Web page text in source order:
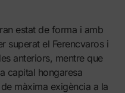
estat de forma i amb
superat el Ferencvaros i
anteriors, mentre que
capital hongaresa
màxima exigència a la